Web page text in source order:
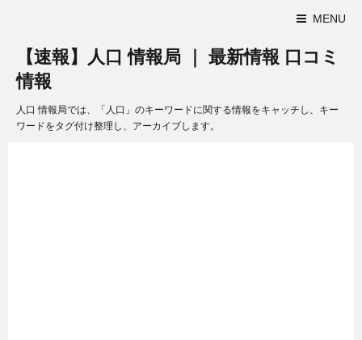
MENU
【速報】人口 情報局 ｜ 最新情報 口コミ
情報
人口 情報局では、「人口」のキーワードに関する情報をキャッチし、キー
ワードをタグ付け整理し、アーカイブします。